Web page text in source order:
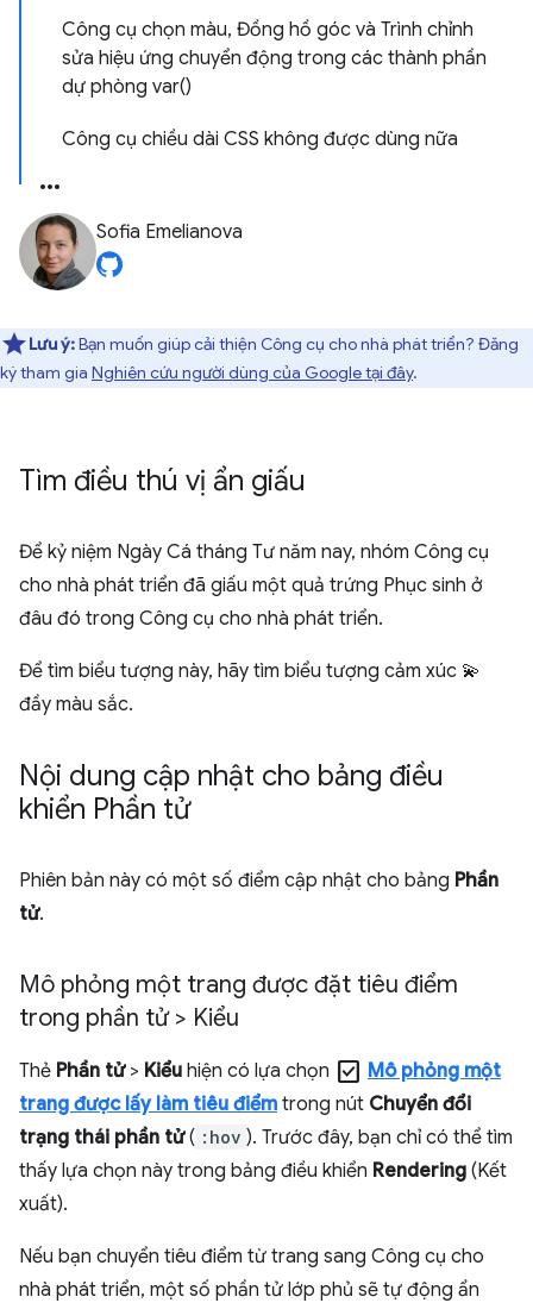
Công cụ chọn màu, Đồng hồ góc và Trình chỉnh
sửa hiệu ứng chuyển động trong các thành phần
dự phòng var()
Công cụ chiều dài CSS không được dùng nữa
Sofia Emelianova
Lưu ý:Bạn muốn giúp cải thiện Công cụ cho nhà phát triển? Đăng
ký tham gia Nghiên cứu người dùng của Google tại đây.
Tìm điều thú vị ẩn giấu
Để kỷ niệm Ngày Cá tháng Tư năm nay, nhóm Công cụ
cho nhà phát triển đã giấu một quả trứng Phục sinh ở
đâu đó trong Công cụ cho nhà phát triển.
Để tìm biểu tượng này, hãy tìm biểu tượng cảm xúc 💫
đầy màu sắc.
Nội dung cập nhật cho bảng điều
khiển Phần tử
Phiên bản này có một số điểm cập nhật cho bảng Phần
tử.
Mô phỏng một trang được đặt tiêu điểm
trong phần tử > Kiểu
Thẻ Phần tử> Kiểu hiện có lựa chọn check_box Mô phỏng một
trang được lấy làm tiêu điểm trong nút Chuyển đổi
trạng thái phần tử( :hov ). Trước đây, bạn chỉ có thể tìm
thấy lựa chọn này trong bảng điều khiển Rendering (Kết
xuất).
Nếu bạn chuyển tiêu điểm từ trang sang Công cụ cho
nhà phát triển, một số phần tử lớp phủ sẽ tự động ẩn